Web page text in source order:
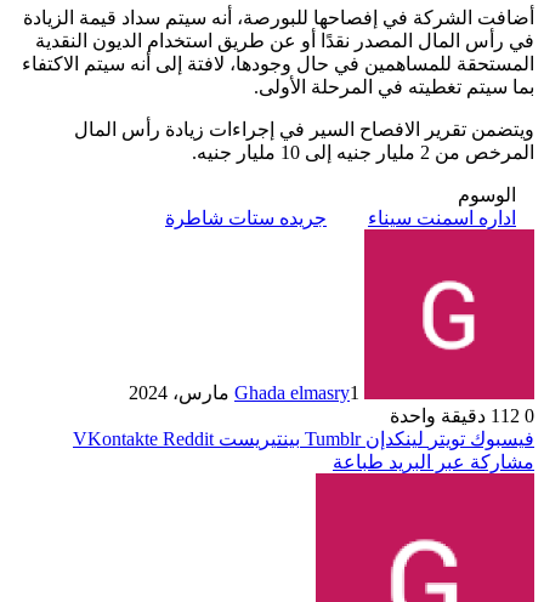
أضافت الشركة في إفصاحها للبورصة، أنه سيتم سداد قيمة الزيادة
في رأس المال المصدر نقدًا أو عن طريق استخدام الديون النقدية
المستحقة للمساهمين في حال وجودها، لافتة إلى أنه سيتم الاكتفاء
بما سيتم تغطيته في المرحلة الأولى.
ويتضمن تقرير الافصاح السير في إجراءات زيادة رأس المال
المرخص من 2 مليار جنيه إلى 10 مليار جنيه.
الوسوم
اداره اسمنت سيناء
جريده ستات شاطرة
Ghada elmasry1 مارس، 2024
0
دقيقة واحدة
فيسبوك تويتر لينكدإن بينتيريست
مشاركة عبر البريد طباعة